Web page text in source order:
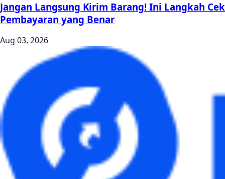
Jangan Langsung Kirim Barang! Ini Langkah Cek
Pembayaran yang Benar
Aug 03, 2026